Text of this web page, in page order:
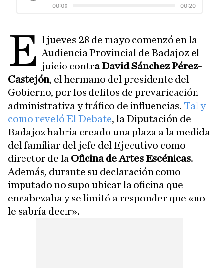
E l jueves 28 de mayo comenzó en la
Audiencia Provincial de Badajoz el
juicio contra David Sánchez Pérez-
Castejón, el hermano del presidente del
Gobierno, por los delitos de prevaricación
administrativa y tráfico de influencias. Tal y
como reveló El Debate, la Diputación de
Badajoz habría creado una plaza a la medida
del familiar del jefe del Ejecutivo como
director de la Oficina de Artes Escénicas.
Además, durante su declaración como
imputado no supo ubicar la oficina que
encabezaba y se limitó a responder que «no
le sabría decir».